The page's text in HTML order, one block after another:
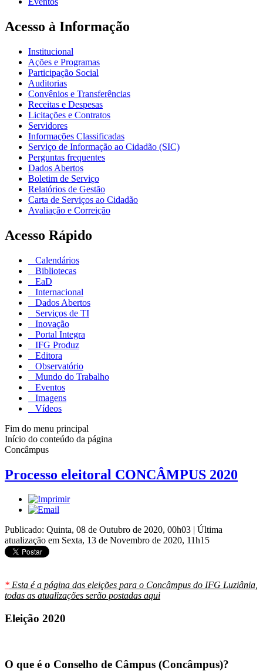
Acesso à Informação
Institucional
Ações e Programas
Participação Social
Auditorias
Convênios e Transferências
Receitas e Despesas
Licitações e Contratos
Servidores
Informações Classificadas
Serviço de Informação ao Cidadão (SIC)
Perguntas frequentes
Dados Abertos
Boletim de Serviço
Relatórios de Gestão
Carta de Serviços ao Cidadão
Avaliação e Correição
Acesso Rápido
Calendários
Bibliotecas
EaD
Internacional
Dados Abertos
Serviços de TI
Inovação
Portal Integra
IFG Produz
Editora
Observatório
Mundo do Trabalho
Eventos
Imagens
Vídeos
Fim do menu principal
Início do conteúdo da página
Concâmpus
Processo eleitoral CONCÂMPUS 2020
Publicado: Quinta, 08 de Outubro de 2020, 00h03 | Última
atualização em Sexta, 13 de Novembro de 2020, 11h15
* Esta é a página das eleições para o Concâmpus do IFG Luziânia,
todas as atualizações serão postadas aqui
Eleição 2020
O que é o Conselho de Câmpus (Concâmpus)?